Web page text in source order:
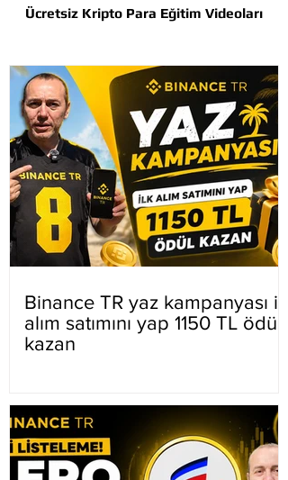
Ücretsiz Kripto Para Eğitim Videoları
Binance TR yaz kampanyası ilk
alım satımını yap 1150 TL ödül
kazan